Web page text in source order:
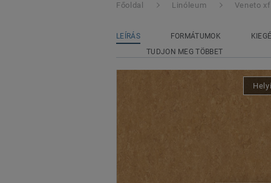
Főoldal Linóleum Veneto
LEÍRÁS FORMÁTUMOK
TUDJON MEG TÖBBET